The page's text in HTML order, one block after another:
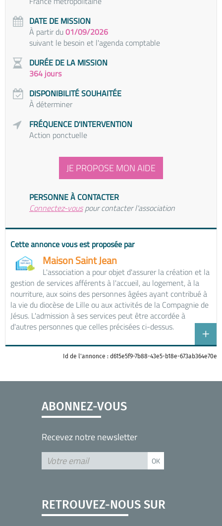
DATE DE MISSION
À partir du01/09/2026
suivant le besoin et l'agenda comptable
DURÉE DE LA MISSION
364 jours
DISPONIBILITÉ SOUHAITÉE
À déterminer
FRÉQUENCE D'INTERVENTION
Action ponctuelle
JE PROPOSE MON AIDE
PERSONNE À CONTACTER
Connectez-vouspour contacter l'association
Cette annonce vous est proposée par
Maison Saint Jean
L'association a pour objet d'assurer la création et la
gestion de services afférents à l'accueil, au logement, à la
nourriture, aux soins des personnes âgées ayant contribué à
la vie du diocèse de Lille ou aux activités de la Compagnie de
Jésus. L'admission à ses services peut être accordée à
d'autres personnes que celles précisées ci-dessus.
Id de l'annonce : d615e5f9-7b88-43e5-b18e-673ab364e70e
ABONNEZ-VOUS
Recevez notre newsletter
RETROUVEZ-NOUS SUR